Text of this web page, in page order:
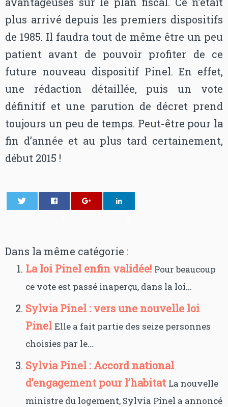
plus arrivé depuis les premiers dispositifs
de 1985. Il faudra tout de même être un peu
patient avant de pouvoir profiter de ce
future nouveau dispositif Pinel. En effet,
une rédaction détaillée, puis un vote
définitif et une parution de décret prend
toujours un peu de temps. Peut-être pour la
fin d’année et au plus tard certainement,
début 2015 !
Dans la même catégorie :
La loi Pinel enfin validée! Pour beaucoup
ce vote est passé inaperçu, dans la loi...
Sylvia Pinel : vers une nouvelle loi
Pinel Elle a fait partie des seize personnes
choisies par le...
Sylvia Pinel : Accord national
d’engagement pour l’habitat La nouvelle
ministre du logement, Sylvia Pinel a annoncé